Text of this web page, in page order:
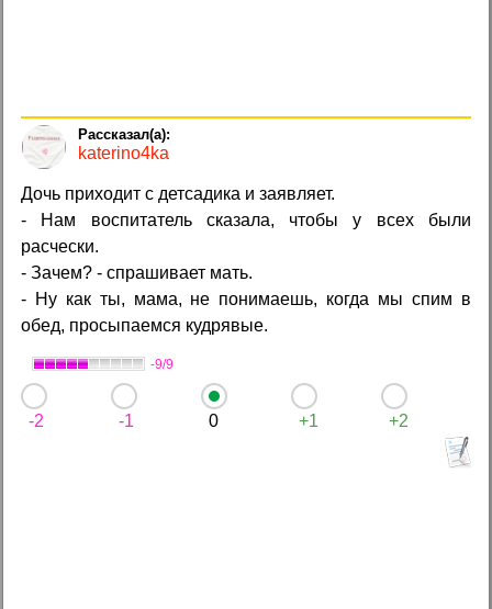
katerino4ka
Дочь приходит с детсадика и заявляет.
- Нам воспитатель сказала, чтобы у всех были
расчески.
- Зачем? - спрашивает мать.
- Ну как ты, мама, не понимаешь, когда мы спим в
обед, просыпаемся кудрявые.
-9/9
-2 -1 0 +1 +2